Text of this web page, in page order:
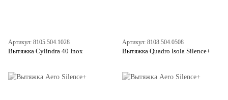
Артикул: 8105.504.1028
Вытяжка Cylindra 40 Inox
Артикул: 8108.504.0508
Вытяжка Quadro Isola Silence+